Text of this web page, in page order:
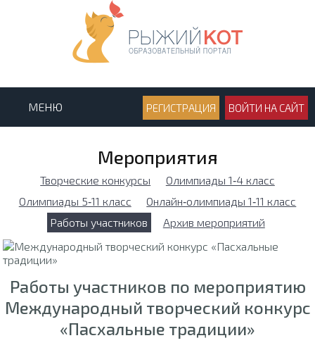
МЕНЮ РЕГИСТРАЦИЯ ВОЙТИ НА САЙТ
Мероприятия
Творческие конкурсы
Олимпиады 1‑4 класс
Олимпиады 5‑11 класс
Онлайн‑олимпиады 1‑11 класс
Работы участников
Архив мероприятий
Работы участников по мероприятию
Международный творческий конкурс
«Пасхальные традиции»